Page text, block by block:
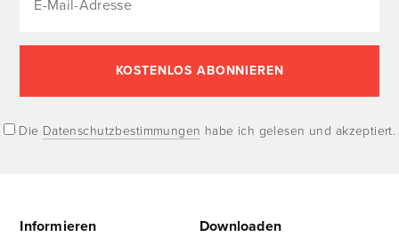
Die Datenschutzbestimmungen habe ich gelesen und akzeptiert.
Informieren Downloaden